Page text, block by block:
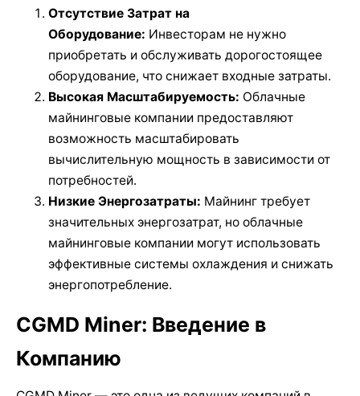
Отсутствие Затрат на
Оборудование: Инвесторам не нужно
приобретать и обслуживать дорогостоящее
оборудование, что снижает входные затраты.
Высокая Масштабируемость: Облачные
майнинговые компании предоставляют
возможность масштабировать
вычислительную мощность в зависимости от
потребностей.
Низкие Энергозатраты: Майнинг требует
значительных энергозатрат, но облачные
майнинговые компании могут использовать
эффективные системы охлаждения и снижать
энергопотребление.
CGMD Miner: Введение в
Компанию